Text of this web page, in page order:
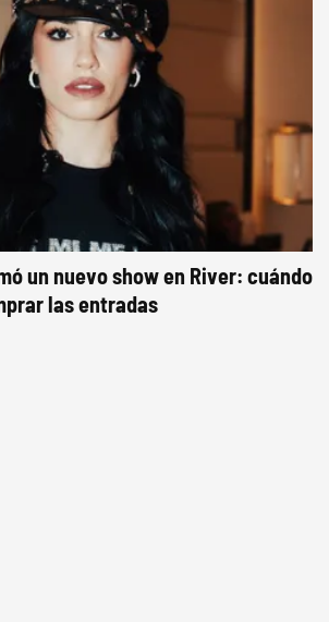
un nuevo show en River: cuándo
las entradas